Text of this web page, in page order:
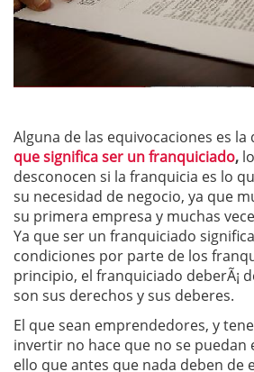
Alguna de las equivocaciones es la
que significa ser un franquiciado,
desconocen si la franquicia es lo
su necesidad de negocio, ya que
su primera empresa y muchas
Ya que ser un franquiciado
condiciones por parte de los
principio, el franquiciado deberÃ¡
son sus derechos y sus deberes.
El que sean emprendedores, y
invertir no hace que no se puedan
ello que antes que nada deben de